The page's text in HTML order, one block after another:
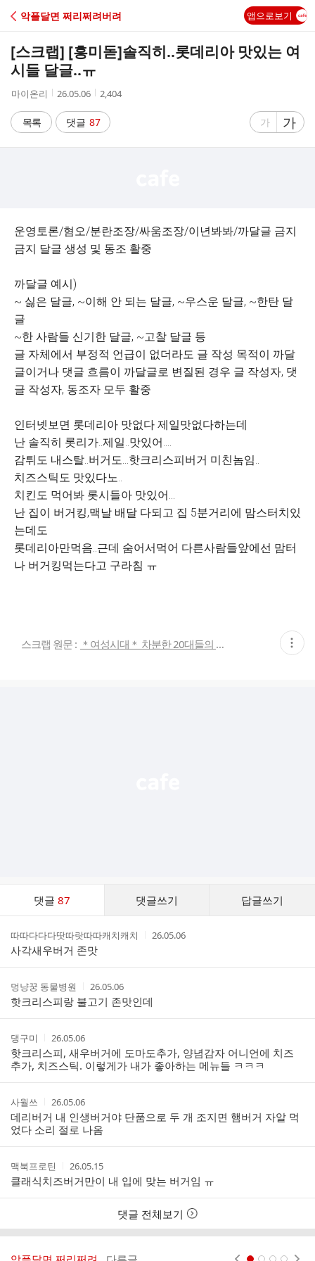
C
A
악플달면 쩌리쩌려버려 앱으로보기
[스크랩] [흥미돋]솔직히..롯데리아 맛있는 여
시들 달글..ㅠ
작
자
마이온리
작
시
간
26.05.06
조
수
2,404
목록 댓글 87
글
게
가
글
자
게
가
운영토론/혐오/분란조장/싸움조장/이년봐봐/까달글 금지
금지 달글 생성 및 동조 활중
까달글 예시)
~ 싫은 달글, ~이해 안 되는 달글, ~우스운 달글, ~한탄 달
글
~한 사람들 신기한 달글, ~고찰 달글 등
글 자체에서 부정적 언급이 없더라도 글 작성 목적이 까달
글이거나 댓글 흐름이 까달글로 변질된 경우 글 작성자, 댓
글 작성자, 동조자 모두 활중
인터넷보면 롯데리아 맛없다 제일맛없다하는데
난 솔직히 롯리가..제일..맛있어....
감튀도 내스탈..버거도...핫크리스피버거 미친놈임..
치즈스틱도 맛있다노..
치킨도 먹어봐 롯시들아 맛있어...
난 집이 버거킹,맥날 배달 다되고 집 5분거리에 맘스터치있
는데도
롯데리아만먹음..근데 숨어서먹어 다른사람들앞에선 맘터
나 버거킹먹는다고 구라침 ㅠ
스크랩 원문 : ＊여성시대＊ 차분한 20대들의 알흠다운 공간 현
재
댓글87 댓글쓰기 답글쓰기
스
작
성
자
따따다다다땃따랏따따캐치캐치
작
간
26.05.06
사각새우버거 존맛
작
성
자
멍냥꿍 동물병원
작
성
시
간
26.05.06
핫크리스피랑 불고기 존맛인데
작
성
자
댕구미
작
성
시
간
26.05.06
핫크리스피, 새우버거에 도마도추가, 양념감자 어니언에 치즈
추가, 치즈스틱. 이렇게가 내가 좋아하는 메뉴들 ㅋㅋㅋ
작
성
자
사월쓰
작
성
시
간
26.05.06
데리버거 내 인생버거야 단품으로 두 개 조지면 햄버거 자알 먹
었다 소리 절로 나옴
작
성
자
맥북프로틴
작
성
시
간
26.05.15
클래식치즈버거만이 내 입에 맞는 버거임 ㅠ
댓글 전체보기